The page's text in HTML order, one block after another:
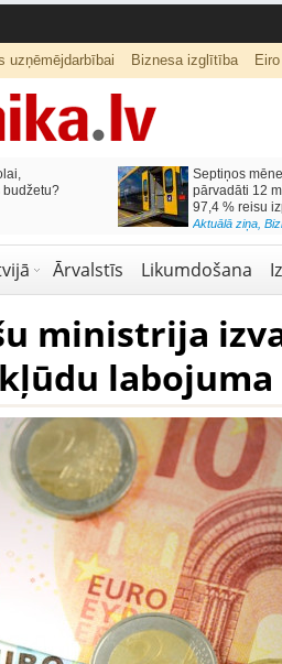
uzņēmējdarbībai Biznesa izglītība
Septiņos
pārvadāti 12
97,4 % reisu
Aktuālā ziņa,
Ārvalstīs Likumdošana
ministrija
labojuma